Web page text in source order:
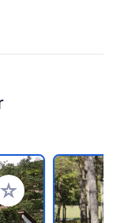
à vos